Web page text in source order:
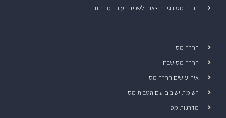
החזר מס בגין הוצאות לשכיר העובד מהבית
החזר מס
החזר מס שבח
איך עושים החזר מס
רשימת ישובים עם הטבות מס
מדרגות מס